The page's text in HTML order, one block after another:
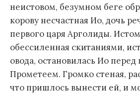
неистовом, безумном беге
корову несчастная Ио, дочь
первого царя Арголиды.
обессиленная скитаниями,
овода, остановилась Ио
Прометеем. Громко стеная,
что пришлось вынести ей, и